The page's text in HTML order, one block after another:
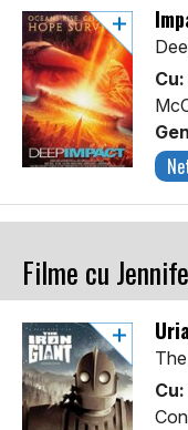
Cu:
Filme cu
Cu: